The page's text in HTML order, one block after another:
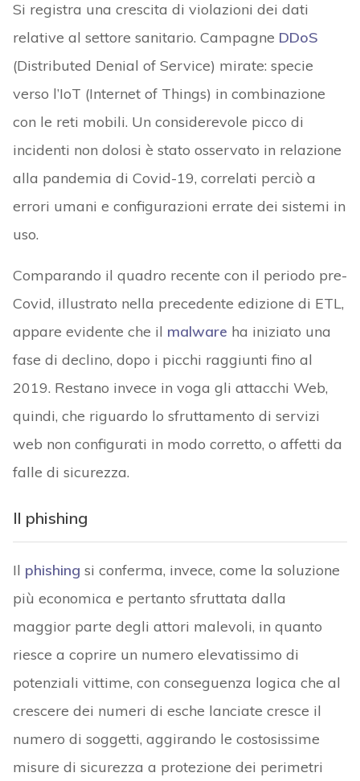
Si registra una crescita di violazioni dei dati
relative al settore sanitario. Campagne DDoS
(Distributed Denial of Service) mirate: specie
verso l’IoT (Internet of Things) in combinazione
con le reti mobili. Un considerevole picco di
incidenti non dolosi è stato osservato in relazione
alla pandemia di Covid-19, correlati perciò a
errori umani e configurazioni errate dei sistemi in
uso.
Comparando il quadro recente con il periodo pre-
Covid, illustrato nella precedente edizione di ETL,
appare evidente che il malware ha iniziato una
fase di declino, dopo i picchi raggiunti fino al
2019. Restano invece in voga gli attacchi Web,
quindi, che riguardo lo sfruttamento di servizi
web non configurati in modo corretto, o affetti da
falle di sicurezza.
Il phishing
Il phishing si conferma, invece, come la soluzione
più economica e pertanto sfruttata dalla
maggior parte degli attori malevoli, in quanto
riesce a coprire un numero elevatissimo di
potenziali vittime, con conseguenza logica che al
crescere dei numeri di esche lanciate cresce il
numero di soggetti, aggirando le costosissime
misure di sicurezza a protezione dei perimetri